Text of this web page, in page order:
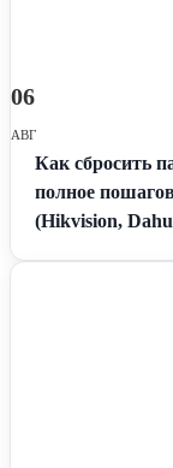
06
АВГ
Как сбросить
полное
(Hikvision,